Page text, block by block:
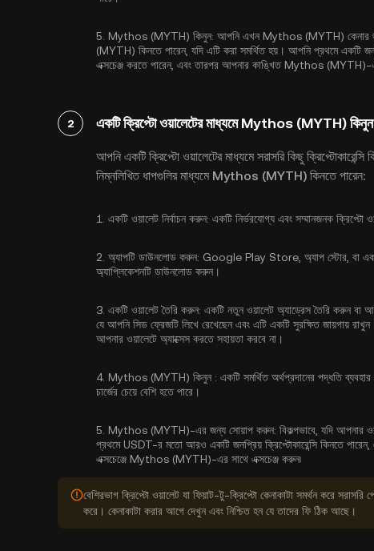
5. Mythos (MYTH) কিনুন: আপনি এখন Mythos (MYTH) কেনার
(MYTH) কিনতে পারেন, যদি এটি করা সমর্থিত হয়। আপনি প্রথমে একটি
এক্সচেঞ্জ করতে পারেন, এবং তারপর আপনার কাঙ্খিত Mythos (MYTH)-এর
2 একটি ক্রিপ্টো ওয়ালেটের মাধ্যমে Mythos (MYTH)
আপনি একটি ক্রিপ্টো ওয়ালেটের মাধ্যমে সরাসরি কিছু
নিম্নলিখিত ধাপগুলির মাধ্যমে Mythos (MYTH) কিনতে পারেন:
1. একটি ওয়ালেট নির্বাচন করুন: একটি নির্ভরযোগ্য এবং সম্মানজনক
2. অ্যাপটি ডাউনলোড করুন: Google Play Store, অ্যাপ স্টোর, বা একটি
অ্যাপ্লিকেশনটি ডাউনলোড করুন।
3. একটি ওয়ালেট তৈরি করুন: একটি নতুন ওয়ালেট অ্যাড্রেস তৈরি করুন বা
যে আপনি সিড ফ্রেজটি লিখে রেখেছেন এবং এটি একটি সুরক্ষিত জায়গায়
আপনার ওয়ালেটে অ্যাক্সেস করতে সহায়তা করবে না।
4. Mythos (MYTH) কিনুন : একটি সমর্থিত অর্থপ্রদানের পদ্ধতি
চার্জের চেয়ে বেশি হতে পারে।
5. Mythos (MYTH)-এর জন্য সোয়াপ করুন: বিকল্পভাবে, যদি আপনার
প্রথমে USDT-র মতো আরও একটি জনপ্রিয় ক্রিপ্টোকারেন্সি কিনতে পারেন,
এক্সচেঞ্জে Mythos (MYTH)-এর সাথে এক্সচেঞ্জ করুন৷
বেশিরভাগ ক্রিপ্টো ওয়ালেট যা ফিয়াট-টু-ক্রিপ্টো কেনাকাটা সমর্থন করে সরাসরি
করে। কেনাকাটা করার আগে দেখুন এবং নিশ্চিত হন যে তাদের ফি ঠিক আছে।